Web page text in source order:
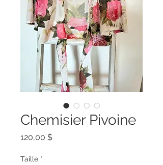
Chemisier Pivoine
120,00 $Prix
Taille *